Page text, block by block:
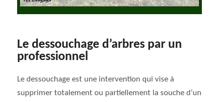
Le dessouchage d’arbres par un
professionnel
Le dessouchage est une intervention qui vise à
supprimer totalement ou partiellement la souche d’un